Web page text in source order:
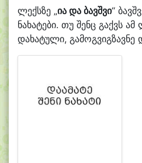
ლექსზე „ია და ბავშვი“
ნახატები. თუ შენც გაქვს
დახატული, გამოგვიგზავნე